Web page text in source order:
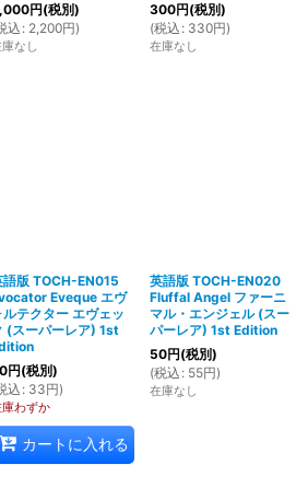
円(税別)
込 : 2,200円)
なし
300円(税別)
(税込 : 330円)
在庫なし
語版 TOCH-EN015
Eveque エヴ
ルテクター エヴェッ
(スーパーレア) 1st
円(税別)
込 : 33円)
わずか
カートに入れる
英語版 TOCH-EN020
Fluffal Angel ファーニ
マル・エンジェル (スー
パーレア) 1st Edition
50円(税別)
(税込 : 55円)
在庫なし